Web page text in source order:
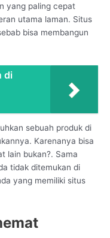
yang paling cepat
utama laman. Situs
bisa membangun
di
sebuah produk di
Karenanya bisa
lain bukan?. Sama
tidak ditemukan di
yang memiliki situs